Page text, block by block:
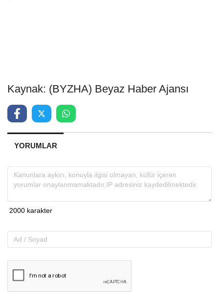
Kaynak: (BYZHA) Beyaz Haber Ajansı
YORUMLAR